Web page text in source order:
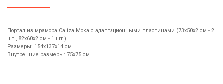
Портал из мрамора Caliza Moka с адаптационными пластинами (73х50х2 см - 2
шт., 82х60х2 см - 1 шт.)
Размеры: 154х137х14 см
Внутренние размеры: 75х75 см